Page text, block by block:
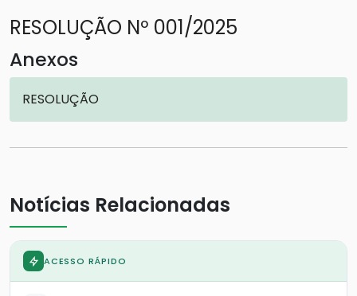
RESOLUÇÃO Nº 001/2025
Anexos
RESOLUÇÃO
Notícias Relacionadas
ACESSO RÁPIDO